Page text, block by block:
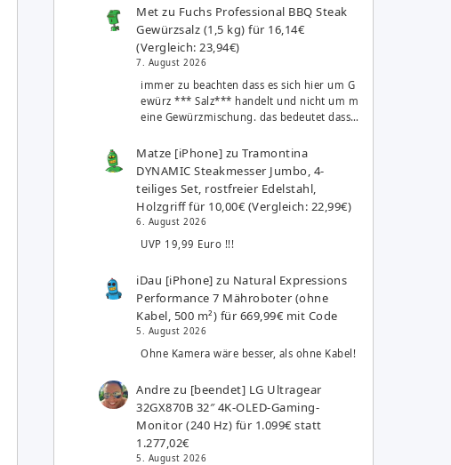
Met zu Fuchs Professional BBQ Steak
Gewürzsalz (1,5 kg) für 16,14€
(Vergleich: 23,94€)
7. August 2026
immer zu beachten dass es sich hier um G
ewürz *** Salz*** handelt und nicht um m
eine Gewürzmischung. das bedeutet dass…
Matze [iPhone] zuTramontina
DYNAMIC Steakmesser Jumbo, 4-
teiliges Set, rostfreier Edelstahl,
Holzgriff für 10,00€ (Vergleich: 22,99€)
6. August 2026
UVP 19,99 Euro !!!
iDau [iPhone] zu Natural Expressions
Performance 7 Mähroboter (ohne
Kabel, 500 m²) für 669,99€ mit Code
5. August 2026
Ohne Kamera wäre besser, als ohne Kabel!
Andre zu [beendet] LG Ultragear
32GX870B 32″ 4K-OLED-Gaming-
Monitor (240 Hz) für 1.099€ statt
1.277,02€
5. August 2026